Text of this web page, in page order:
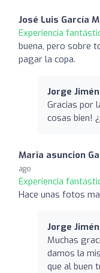
José Luis García
Experiencia
buena, pero sobre
pagar la copa.
Jorge
Gracias por
cosas bien!
Maria asuncion
ago
Experiencia
Hace unas fotos
Jorge
Muchas
damos la
que al buen